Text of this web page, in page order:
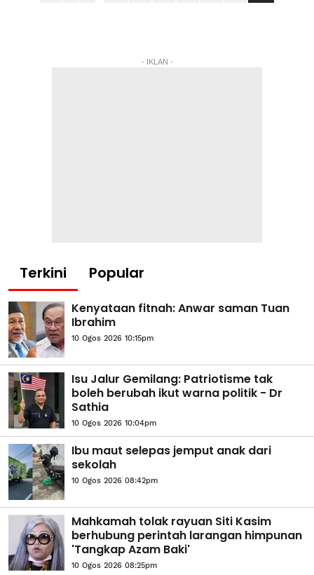
- IKLAN -
Terkini Popular
Kenyataan fitnah: Anwar saman Tuan
Ibrahim
10 Ogos 2026 10:15pm
Isu Jalur Gemilang: Patriotisme tak
boleh berubah ikut warna politik - Dr
Sathia
10 Ogos 2026 10:04pm
Ibu maut selepas jemput anak dari
sekolah
10 Ogos 2026 08:42pm
Mahkamah tolak rayuan Siti Kasim
berhubung perintah larangan himpunan
'Tangkap Azam Baki'
10 Ogos 2026 08:25pm